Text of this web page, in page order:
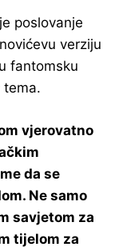
poslovanje
verziju
fantomsku
tema.
vjerovatno
da se
Ne samo
savjetom za
tijelom za